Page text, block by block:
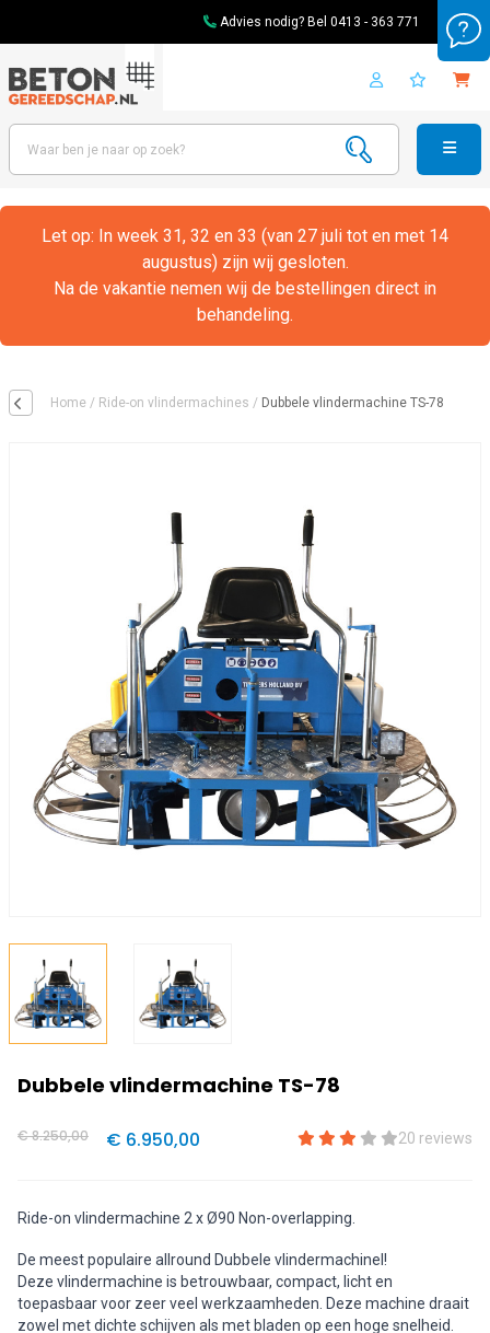
Advies nodig? Bel 0413 - 363 771
Let op: In week 31, 32 en 33 (van 27 juli tot en met 14
augustus) zijn wij gesloten.
Na de vakantie nemen wij de bestellingen direct in
behandeling.
Home / Ride-on vlindermachines / Dubbele vlindermachine TS-78
Dubbele vlindermachine TS-78
€ 8.250,00 € 6.950,00 20 reviews
Ride-on vlindermachine 2 x Ø90 Non-overlapping.
De meest populaire allround Dubbele vlindermachinel!
Deze vlindermachine is betrouwbaar, compact, licht en
toepasbaar voor zeer veel werkzaamheden. Deze machine draait
zowel met dichte schijven als met bladen op een hoge snelheid.